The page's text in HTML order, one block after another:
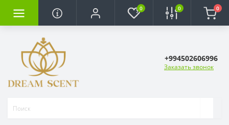
0 0 0
+994502606996
Заказать звонок